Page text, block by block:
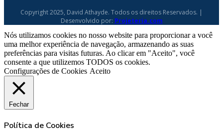
Copyright 2025, David Athayde. Todos os direitos Reservados. |
Desenvolvido por: Projeteria.com
Nós utilizamos cookies no nosso website para proporcionar a você
uma melhor experiência de navegação, armazenando as suas
preferências para visitas futuras. Ao clicar em "Aceito", você
consente a que utilizemos TODOS os cookies.
Configurações de Cookies Aceito
Fechar
Política de Cookies